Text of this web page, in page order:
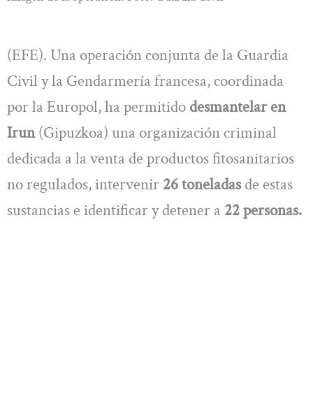
(EFE). Una operación conjunta de la Guardia
Civil y la Gendarmería francesa, coordinada
por la Europol, ha permitido desmantelar en
Irun(Gipuzkoa) una organización criminal
dedicada a la venta de productos fitosanitarios
no regulados, intervenir 26 toneladasde estas
sustancias e identificar y detener a 22 personas.